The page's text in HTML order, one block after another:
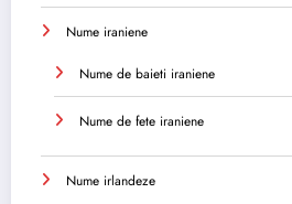
Nume iraniene
Nume de baieti iraniene
Nume de fete iraniene
Nume irlandeze